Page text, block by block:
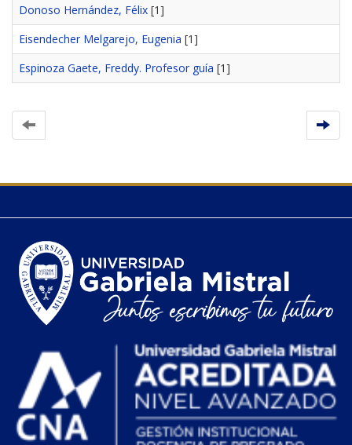
Donoso Hernández, Félix [1]
Eisendecher Melgarejo, Eugenia [1]
Espinoza Gaete, Freddy. Profesor guía [1]